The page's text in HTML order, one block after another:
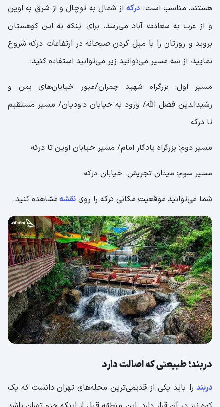
هستند، مناسب است. درکهاز شمال به توچال و از شرق به اوین
و از عرب به سعادت آباد می‌رسد. برای اینکه به این کوهستان
بروید و روزتان را با میل کردن صبحانه در ارتفاعات درکه شروع
نمایید، از سه مسیر می‌توانید زیر می‌توانید استفاده کنید:
مسیر اول: بزرگراه شهید چمران/عبور خیابان‌های یمن و
رشیدالدین فضل الله/ ورود به خیابان داودیان/ مسیر مستقیم
تا درکه
مسیر دوم: بزرگراه یادگار امام/ مسیر خیابان اوین تا درکه
مسیر سوم: میدان تجریش، خیابان درکه
شما می‌توانید موقعیت مکانی درکه را روی نقشهمشاهده کنید.
دربند؛ طبیعتی که اصالت دارد
دربند را باید یکی از قدیمی‌ترین محله‌های تهران دانست که یک